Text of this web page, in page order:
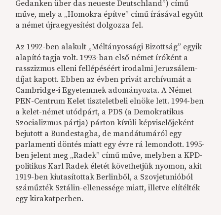
Gedanken über das neueste Deutschland”) című
műve, mely a „Homokra építve” című írásával együtt
a német újraegyesítést dolgozza fel.
Az 1992-ben alakult „Méltányossági Bizottság” egyik
alapító tagja volt. 1993-ban első német íróként a
rasszizmus elleni fellépéséért irodalmi Jeruzsálem-
díjat kapott. Ebben az évben privát archívumát a
Cambridge-i Egyetemnek adományozta. A Német
PEN-Centrum Kelet tiszteletbeli elnöke lett. 1994-ben
a kelet-német utódpárt, a PDS (a Demokratikus
Szocializmus pártja) párton kívüli képviselőjeként
bejutott a Bundestagba, de mandátumáról egy
parlamenti döntés miatt egy évre rá lemondott. 1995-
ben jelent meg „Radek” című műve, melyben a KPD-
politikus Karl Radek életét követhetjük nyomon, akit
1919-ben kiutasítottak Berlinből, a Szovjetunióból
száműzték Sztálin-ellenessége miatt, illetve elítélték
egy kirakatperben.